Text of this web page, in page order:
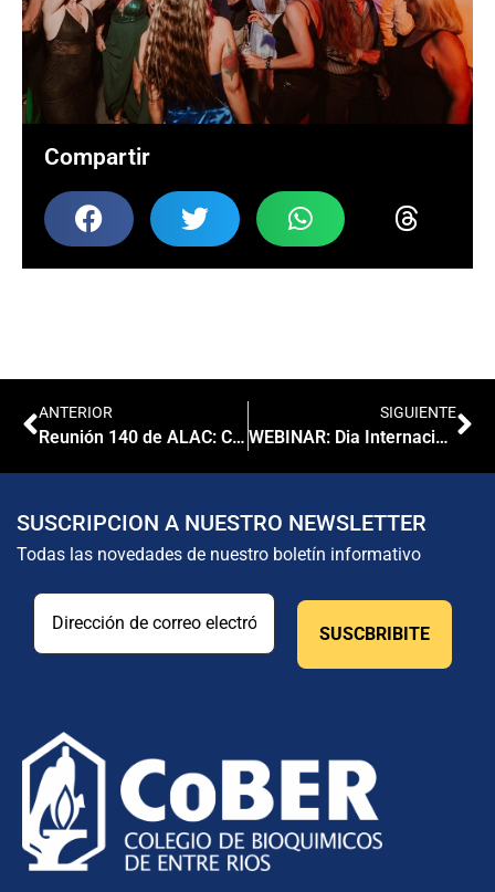
Compartir
ANTERIOR
Reunión 140 de ALAC: Charlas y Conferencias
SIGUIENTE
WEBINAR: Dia Internacional de la Diabetes
SUSCRIPCION A NUESTRO NEWSLETTER
Todas las novedades de nuestro boletín informativo